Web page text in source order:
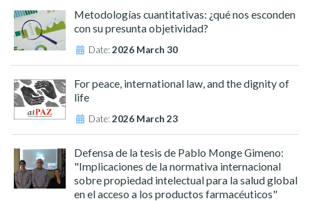
Metodologías cuantitativas: ¿qué nos esconden
con su presunta objetividad?
Date:2026 March 30
For peace, international law, and the dignity of
life
Date:2026 March 23
Defensa de la tesis de Pablo Monge Gimeno:
"Implicaciones de la normativa internacional
sobre propiedad intelectual para la salud global
en el acceso a los productos farmacéuticos"